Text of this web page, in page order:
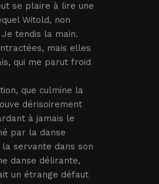
se plaire à lire une
Witold, non
tendis la main.
mais elles
qui me parut froid
que culmine la
dérisoirement
à jamais le
par la danse
la servante dans son
danse délirante,
un étrange défaut